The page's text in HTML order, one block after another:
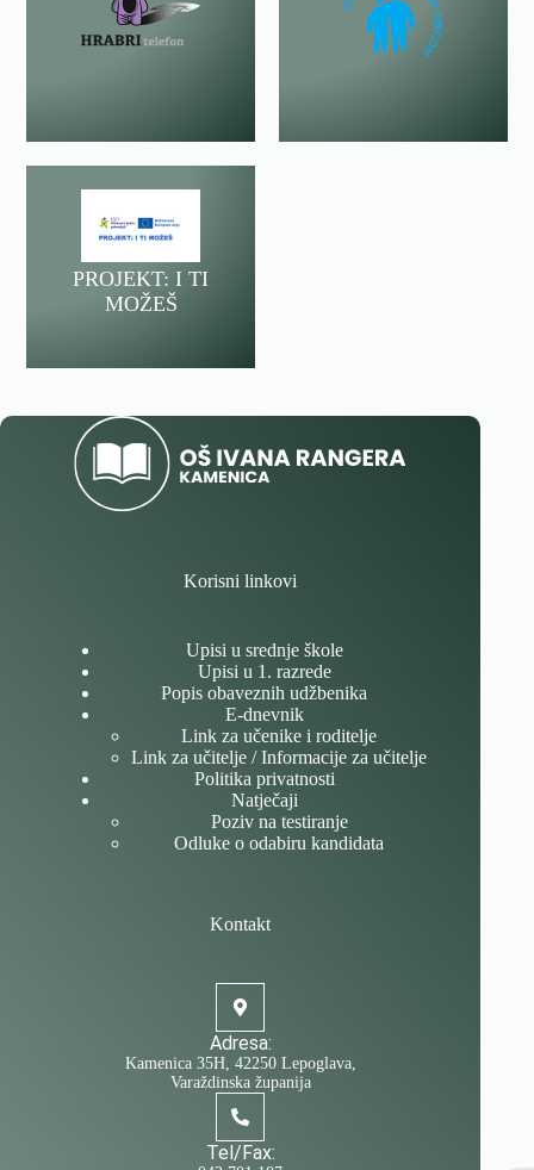
PROJEKT: I TI
MOŽEŠ
Korisni linkovi
Upisi u srednje škole
Upisi u 1. razrede
Popis obaveznih udžbenika
E-dnevnik
Link za učenike i roditelje
Link za učitelje / Informacije za učitelje
Politika privatnosti
Natječaji
Poziv na testiranje
Odluke o odabiru kandidata
Kontakt
Adresa:
Kamenica 35H, 42250 Lepoglava,
Varaždinska županija
Tel/Fax: